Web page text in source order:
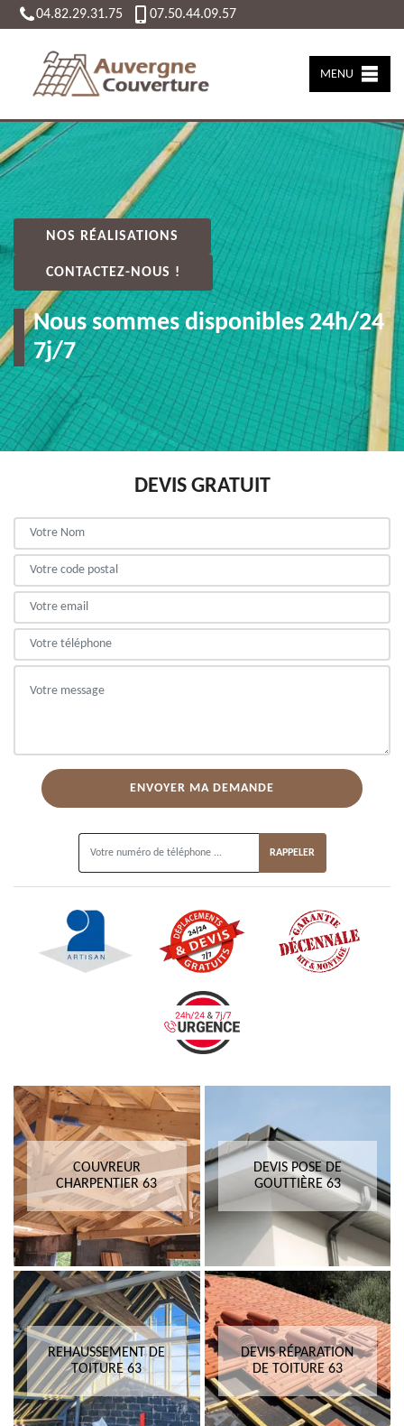
04.82.29.31.75 07.50.44.09.57
MENU
NOS RÉALISATIONS
CONTACTEZ-NOUS !
Nous sommes disponibles 24h/24
7j/7
DEVIS GRATUIT
COUVREUR
CHARPENTIER 63
DEVIS POSE DE
GOUTTIÈRE 63
REHAUSSEMENT DE
TOITURE 63
DEVIS RÉPARATION
DE TOITURE 63